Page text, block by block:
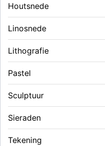
Houtsnede
Linosnede
Lithografie
Pastel
Sculptuur
Sieraden
Tekening